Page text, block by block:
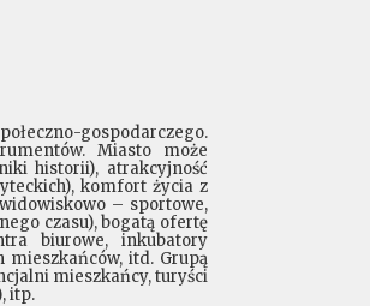
gospodarczego.
Miasto może
historii), atrakcyjność
komfort życia z
– sportowe,
czasu), bogatą ofertę
biurowe, inkubatory
mieszkańców, itd. Grupą
mieszkańcy, turyści
itp.